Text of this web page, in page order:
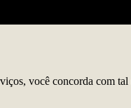
você concorda com